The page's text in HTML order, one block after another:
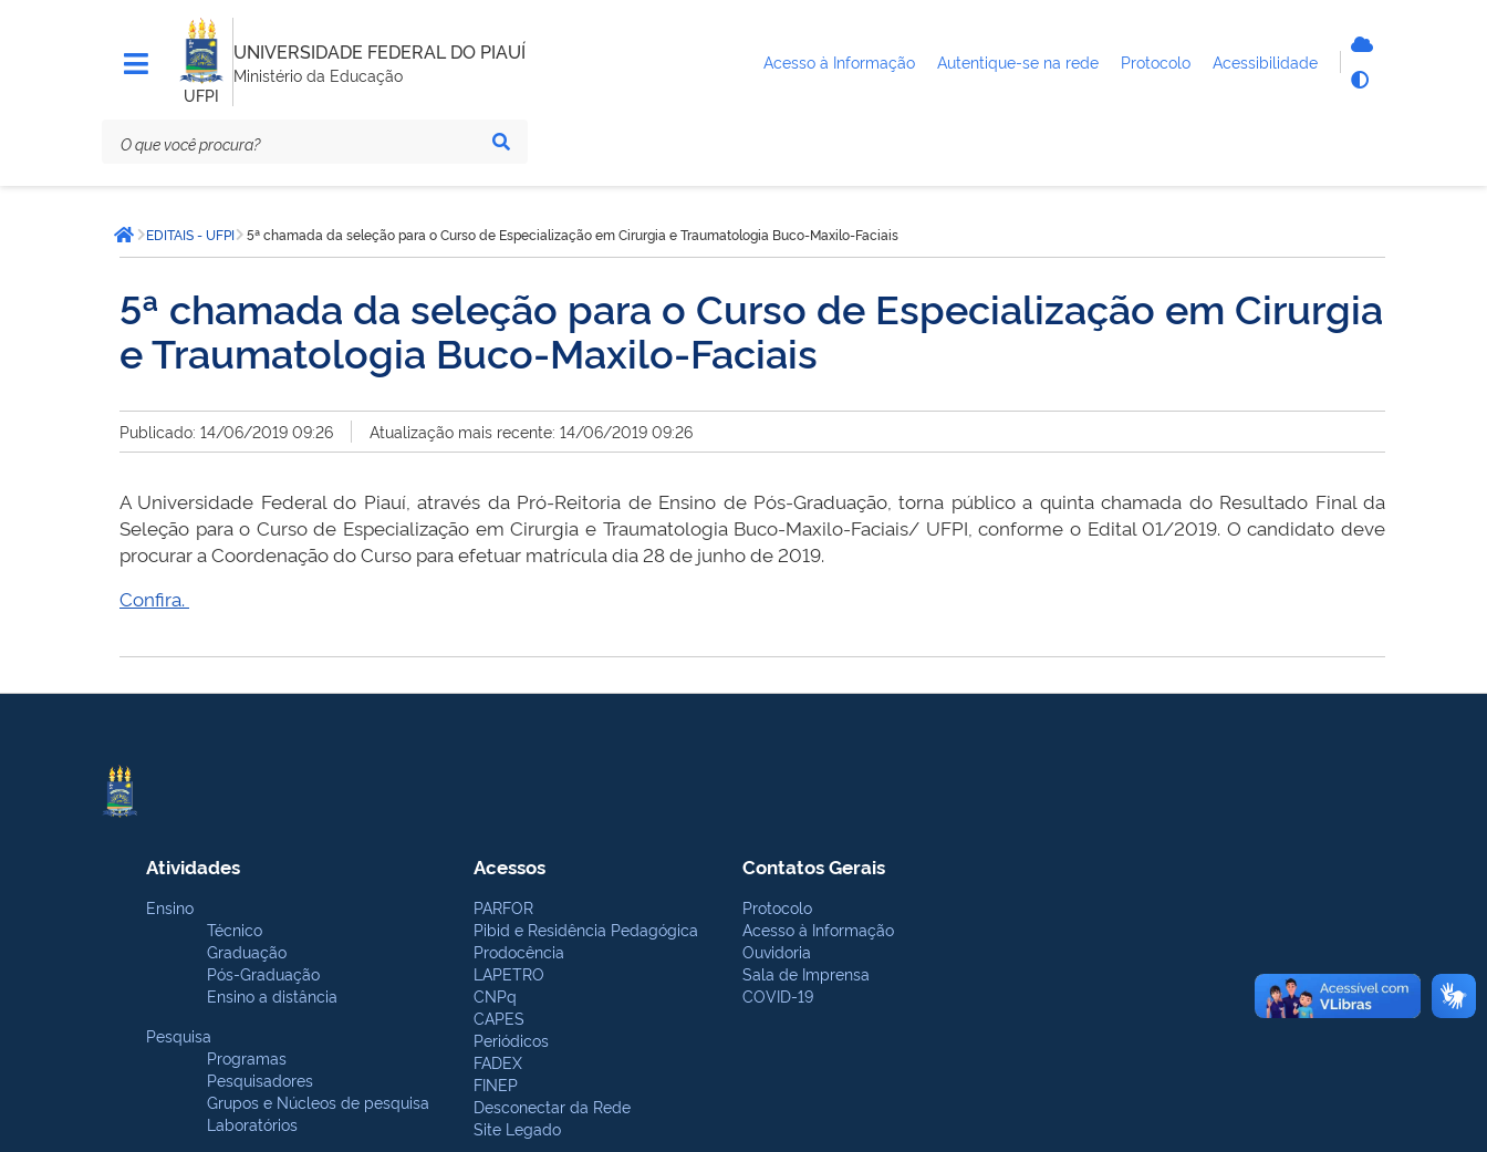
UFPI
UNIVERSIDADE FEDERAL DO PIAUÍ
Ministério da Educação
Acesso à Informação Autentique-se na rede Protocolo Acessibilidade
está
aqui:Página inicial
EDITAIS - UFPI 5ª chamada da seleção para o Curso de Especialização em Cirurgia e Traumatologia Buco-Maxilo-Faciais
5ª chamada da seleção para o Curso de Especialização em Cirurgia
e Traumatologia Buco-Maxilo-Faciais
Publicado: 14/06/2019 09:26 Atualização mais recente: 14/06/2019 09:26
A Universidade Federal do Piauí, através da Pró-Reitoria de Ensino de Pós-Graduação, torna público a quinta chamada do Resultado Final da
Seleção para o Curso de Especialização em Cirurgia e Traumatologia Buco-Maxilo-Faciais/ UFPI, conforme o Edital 01/2019. O candidato deve
procurar a Coordenação do Curso para efetuar matrícula dia 28 de junho de 2019.
Confira.
Atividades
Ensino
Técnico
Graduação
Pós-Graduação
Ensino a distância
Pesquisa
Programas
Pesquisadores
Grupos e Núcleos de pesquisa
Laboratórios
Acessos
PARFOR
Pibid e Residência Pedagógica
Prodocência
LAPETRO
CNPq
CAPES
Periódicos
FADEX
FINEP
Desconectar da Rede
Site Legado
Contatos Gerais
Protocolo
Acesso à Informação
Ouvidoria
Sala de Imprensa
COVID-19